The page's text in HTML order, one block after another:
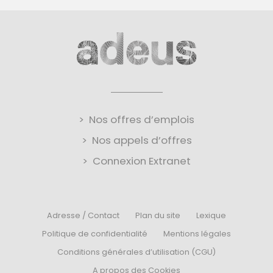
Nos offres d’emplois
Nos appels d’offres
Connexion Extranet
Adresse / Contact Plan du site
Lexique
Politique de confidentialité
Mentions légales
Conditions générales d’utilisation (CGU)
A propos des Cookies